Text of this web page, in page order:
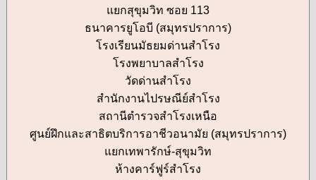
แยกสุขุมวิท ซอย 113
ธนาคารยูโอบี (สมุทรปราการ)
โรงเรียนมัธยมด่านสำโรง
โรงพยาบาลสำโรง
วัดด่านสำโรง
สำนักงานไปรษณีย์สำโรง
สถานีตำรวจสำโรงเหนือ
ศูนย์ฝึกและสาธิตบริการอาชีวอนามัย (สมุทรปราการ)
แยกเทพารักษ์-สุขุมวิท
ห้างคาร์ฟูร์สำโรง